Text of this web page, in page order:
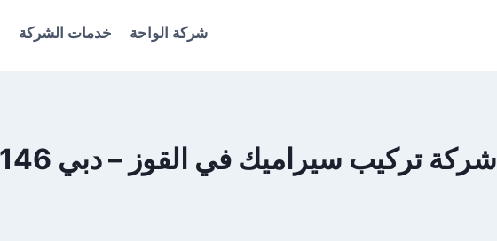
شركة الواحة خدمات الشركة
شركة تركيب سيراميك في القوز – دبي 0561986146